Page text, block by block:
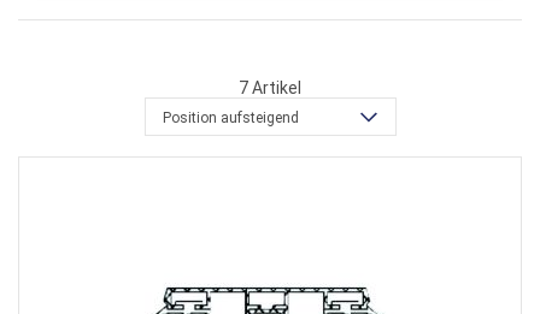
7Artikel
Position aufsteigend